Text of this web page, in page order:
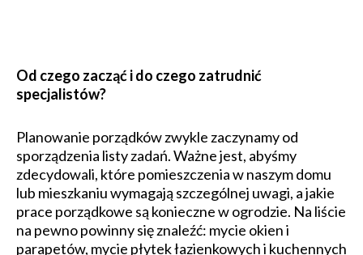
Od czego zacząć i do czego zatrudnić
specjalistów?
Planowanie porządków zwykle zaczynamy od
sporządzenia listy zadań. Ważne jest, abyśmy
zdecydowali, które pomieszczenia w naszym domu
lub mieszkaniu wymagają szczególnej uwagi, a jakie
prace porządkowe są konieczne w ogrodzie. Na liście
na pewno powinny się znaleźć: mycie okien i
parapetów, mycie płytek łazienkowych i kuchennych